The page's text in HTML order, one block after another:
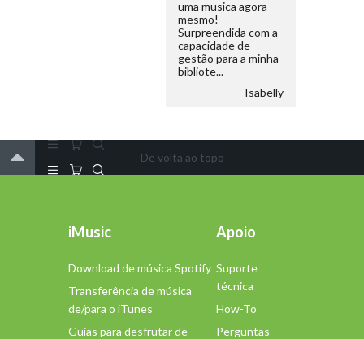
uma musica agora
mesmo!
Surpreendida com a
capacidade de
gestão para a minha
bibliote...
- Isabelly
De volta ao topo
iMusic
Download de música Spotify
Transferência de música
de/para o iTunes
Guias para desfrutar de
Apoio
Suporte
técnica
How-To
Perguntas